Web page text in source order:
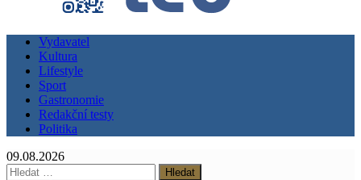
Vydavatel
Kultura
Lifestyle
Sport
Gastronomie
Redakční testy
Politika
09.08.2026
Vyhledávání